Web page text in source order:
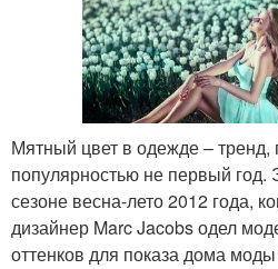
Мятный цвет в одежде –
популярностью не первый год.
сезоне весна-лето 2012 года,
дизайнер Marc Jacobs одел
оттенков для показа дома